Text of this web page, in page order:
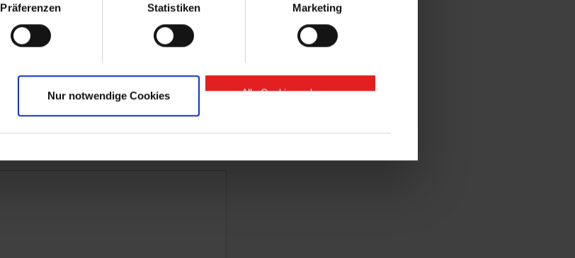
Präferenzen Statistiken Marketing
Nur notwendige Cookies Alle Cookies zulassen